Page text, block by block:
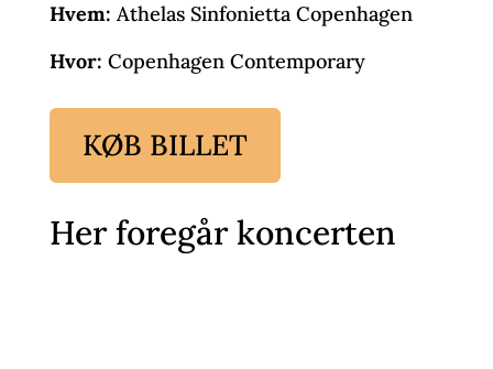
Hvem: Athelas Sinfonietta Copenhagen
Hvor: Copenhagen Contemporary
KØB BILLET
Her foregår koncerten